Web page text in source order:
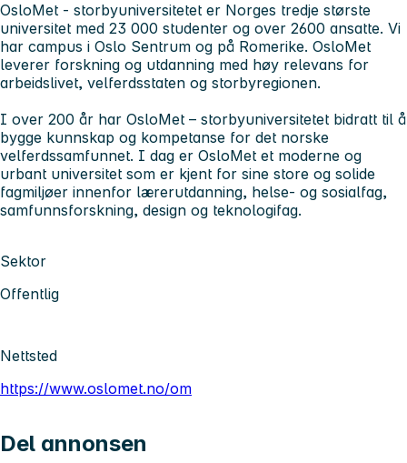
OsloMet - storbyuniversitetet er Norges tredje største
universitet med 23 000 studenter og over 2600 ansatte. Vi
har campus i Oslo Sentrum og på Romerike. OsloMet
leverer forskning og utdanning med høy relevans for
arbeidslivet, velferdsstaten og storbyregionen.
I over 200 år har OsloMet – storbyuniversitetet bidratt til å
bygge kunnskap og kompetanse for det norske
velferdssamfunnet. I dag er OsloMet et moderne og
urbant universitet som er kjent for sine store og solide
fagmiljøer innenfor lærerutdanning, helse- og sosialfag,
samfunnsforskning, design og teknologifag.
Sektor
Offentlig
Nettsted
https://www.oslomet.no/om
Del annonsen